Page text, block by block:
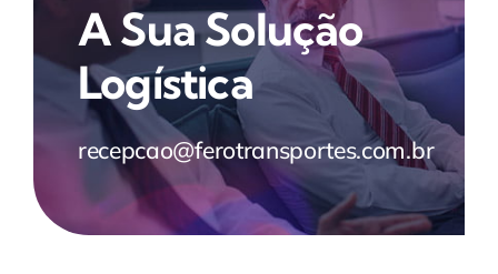
A Sua Solução
Logística
recepcao@ferotransportes.com.br